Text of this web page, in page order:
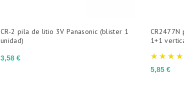
Precio
3,58 €
CR-2 pila de litio 3V Panasonic (blister 1
unidad)
Precio
5,85 €
CR2477N
1+1